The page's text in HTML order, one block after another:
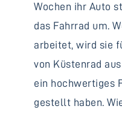
Wochen ihr Auto
das Fahrrad um.
arbeitet, wird sie
von Küstenrad
ein hochwertiges
gestellt haben.